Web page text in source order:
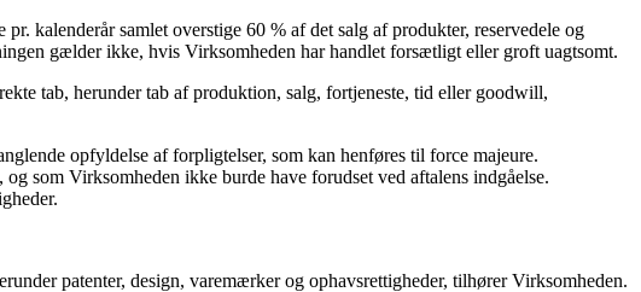
kalenderår samlet overstige 60 % af det salg af produkter, reservedele og
gælder ikke, hvis Virksomheden har handlet forsætligt eller groft uagtsomt.
tab, herunder tab af produktion, salg, fortjeneste, tid eller goodwill,
opfyldelse af forpligtelser, som kan henføres til force majeure.
som Virksomheden ikke burde have forudset ved aftalens indgåelse.
patenter, design, varemærker og ophavsrettigheder, tilhører Virksomheden.